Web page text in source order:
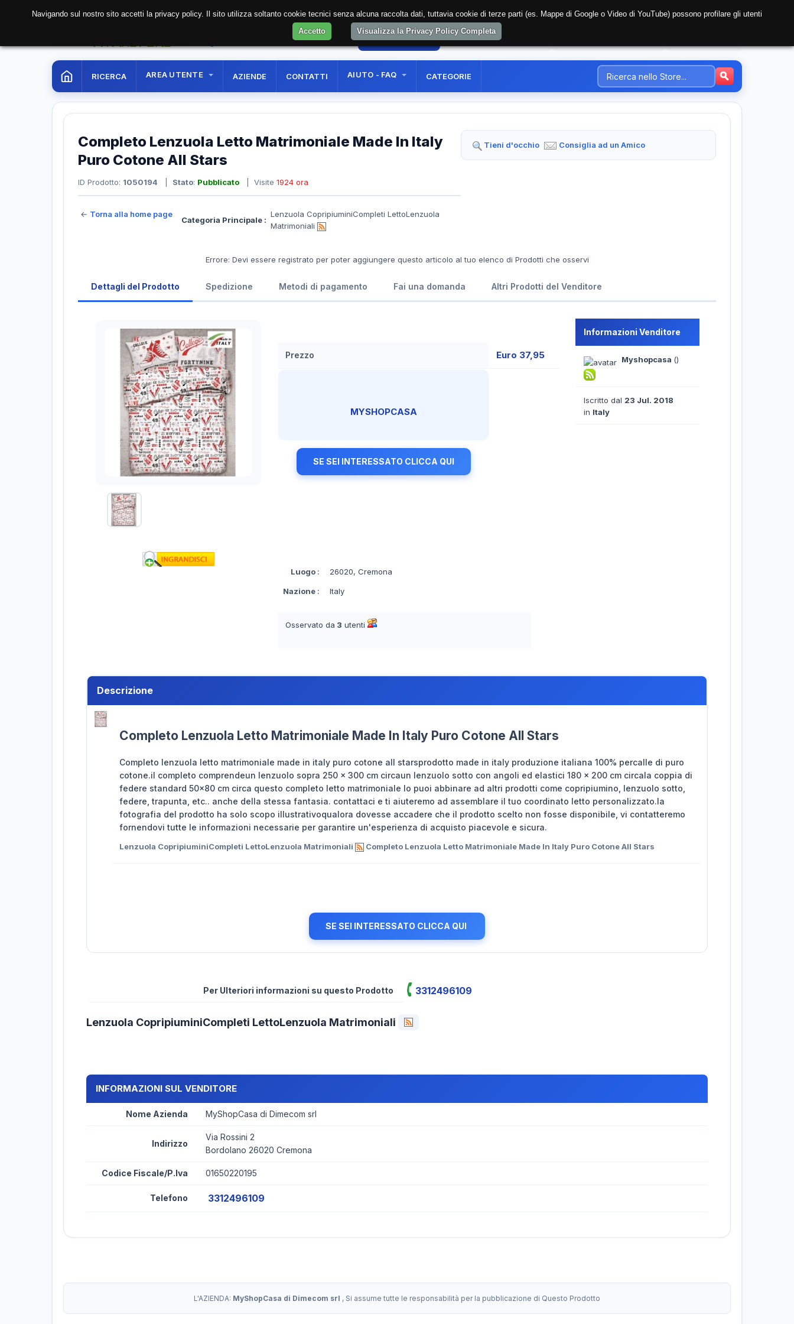
AREA RISERVATA REGISTRAZIONE UTENTE
RICERCA AREA UTENTE AZIENDE CONTATTI AIUTO - FAQ CATEGORIE
Completo Lenzuola Letto Matrimoniale Made In Italy
Puro Cotone All Stars
ID Prodotto: 1050194 Stato: Pubblicato | Visite 1924 ora
← Torna alla home page
Categoria Principale :
Lenzuola CopripiuminiCompleti LettoLenzuola
Matrimoniali
Tieni d'occhio Consiglia ad un Amico
Errore: Devi essere registrato per poter aggiungere questo articolo al tuo elenco di Prodotti che osservi
Dettagli del Prodotto Spedizione Metodi di pagamento Fai una domanda Altri Prodotti del Venditore
Prezzo Euro 37,95
MYSHOPCASA
SE SEI INTERESSATO CLICCA QUI
Luogo : 26020, Cremona
Nazione : Italy
Osservato da 3 utenti
Informazioni Venditore
Myshopcasa ()
Iscritto dal 23 Jul. 2018
in Italy
Descrizione
Completo Lenzuola Letto Matrimoniale Made In Italy Puro Cotone All Stars
Completo lenzuola letto matrimoniale made in italy puro cotone all starsprodotto made in italy produzione italiana 100% percalle di puro
cotone.il completo comprendeun lenzuolo sopra 250 x 300 cm circaun lenzuolo sotto con angoli ed elastici 180 x 200 cm circala coppia di
federe standard 50x80 cm circa questo completo letto matrimoniale lo puoi abbinare ad altri prodotti come copripiumino, lenzuolo sotto,
federe, trapunta, etc.. anche della stessa fantasia. contattaci e ti aiuteremo ad assemblare il tuo coordinato letto personalizzato.la
fotografia del prodotto ha solo scopo illustrativoqualora dovesse accadere che il prodotto scelto non fosse disponibile, vi contatteremo
fornendovi tutte le informazioni necessarie per garantire un'esperienza di acquisto piacevole e sicura.
Lenzuola CopripiuminiCompleti LettoLenzuola Matrimoniali Completo Lenzuola Letto Matrimoniale Made In Italy Puro Cotone All Stars
SE SEI INTERESSATO CLICCA QUI
Per Ulteriori informazioni su questo Prodotto 3312496109
Lenzuola CopripiuminiCompleti LettoLenzuola Matrimoniali
INFORMAZIONI SUL VENDITORE
Nome Azienda MyShopCasa di Dimecom srl
Indirizzo
Via Rossini 2
Bordolano 26020 Cremona
Codice Fiscale/P.Iva 01650220195
Telefono 3312496109
L'AZIENDA: MyShopCasa di Dimecom srl , Si assume tutte le responsabilità per la pubblicazione di Questo Prodotto
Navigando sul nostro sito accetti la privacy policy. Il sito utilizza soltanto cookie tecnici senza alcuna raccolta dati, tuttavia cookie di terze parti (es. Mappe di Google o Video di YouTube) possono profilare gli utenti
Accetto
Visualizza la Privacy Policy Completa